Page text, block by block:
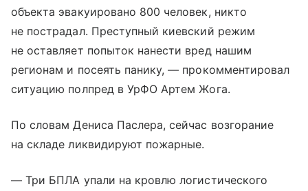
объекта эвакуировано 800 человек, никто
не пострадал. Преступный киевский режим
не оставляет попыток нанести вред нашим
регионам и посеять панику, — прокомментировал
ситуацию полпред в УрФО Артем Жога.
По словам Дениса Паслера, сейчас возгорание
на складе ликвидируют пожарные.
— Три БПЛА упали на кровлю логистического